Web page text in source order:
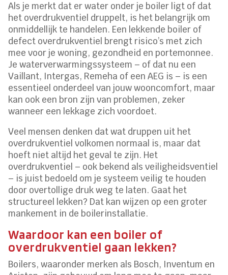
Als je merkt dat er water onder je boiler ligt of dat
het overdrukventiel druppelt, is het belangrijk om
onmiddellijk te handelen. Een lekkende boiler of
defect overdrukventiel brengt risico’s met zich
mee voor je woning, gezondheid en portemonnee.
Je waterverwarmingssysteem – of dat nu een
Vaillant, Intergas, Remeha of een AEG is – is een
essentieel onderdeel van jouw wooncomfort, maar
kan ook een bron zijn van problemen, zeker
wanneer een lekkage zich voordoet.
Veel mensen denken dat wat druppen uit het
overdrukventiel volkomen normaal is, maar dat
hoeft niet altijd het geval te zijn. Het
overdrukventiel – ook bekend als veiligheidsventiel
– is juist bedoeld om je systeem veilig te houden
door overtollige druk weg te laten. Gaat het
structureel lekken? Dat kan wijzen op een groter
mankement in de boilerinstallatie.
Waardoor kan een boiler of
overdrukventiel gaan lekken?
Boilers, waaronder merken als Bosch, Inventum en